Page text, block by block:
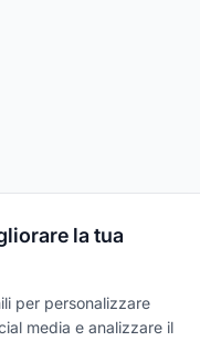
la tua
per personalizzare
media e analizzare il